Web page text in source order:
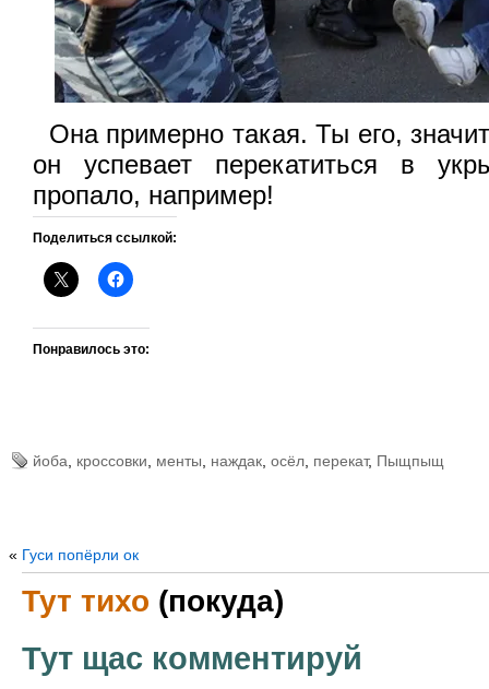
Она примерно такая. Ты его,
он успевает перекатиться в
пропало, например!
Поделиться ссылкой:
Понравилось это:
йоба кроссовки менты наждак осёл перекат, Пыщпыщ
« Гуси попёрли ок
Тут тихо (покуда)
Тут щас комментируй